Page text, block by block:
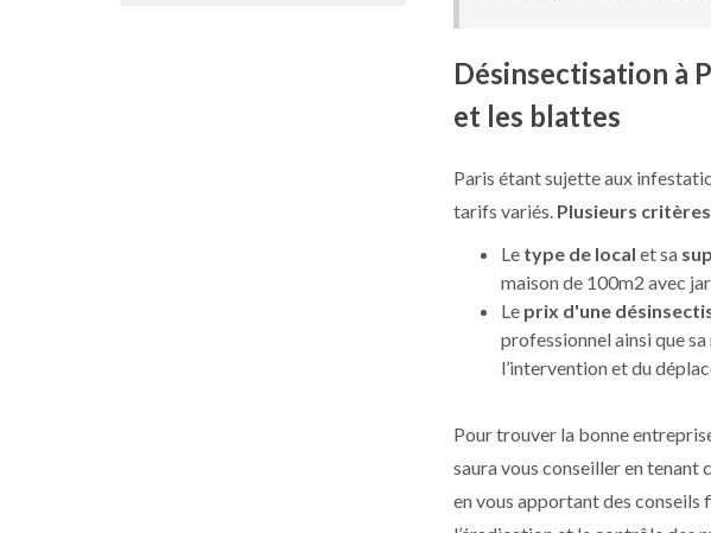
Désinsectisation à
et les blattes
Paris étant sujette aux
tarifs variés. Plusieurs
Le type de local et sa
maison de 100m2 avec
Le prix d'une
professionnel ainsi que
l’intervention et du
Pour trouver la bonne
saura vous conseiller en
en vous apportant des conseils